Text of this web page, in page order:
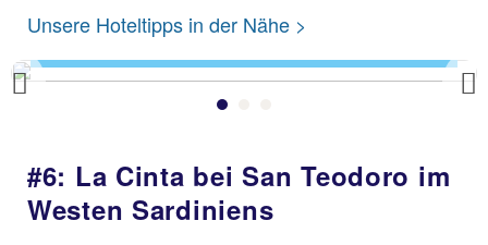
Unsere Hoteltipps in der Nähe >
Previous
Cala Brandinchi
#6: La Cinta bei San Teodoro im
Westen Sardiniens